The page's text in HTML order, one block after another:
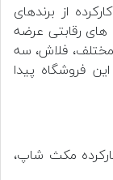
از برندهای
های رقابتی عرضه
مختلف، فلاش، سه
فروشگاه پیدا
مکث شاپ،